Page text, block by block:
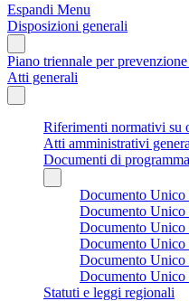
Espandi Menu
Disposizioni generali
Piano triennale per
Atti generali
Riferimenti normativi su
Atti amministrativi
Documenti di
Documento Unico
Documento Unico
Documento Unico
Documento Unico
Documento Unico
Documento Unico
Statuti e leggi regionali